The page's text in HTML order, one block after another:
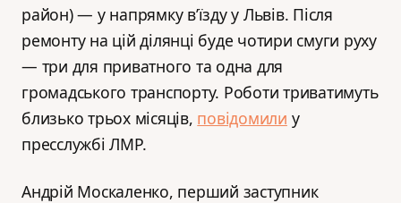
район) — у напрямку в’їзду у Львів. Після
ремонту на цій ділянці буде чотири смуги руху
— три для приватного та одна для
громадського транспорту. Роботи триватимуть
близько трьох місяців, повідомили у
пресслужбі ЛМР.
Андрій Москаленко, перший заступник